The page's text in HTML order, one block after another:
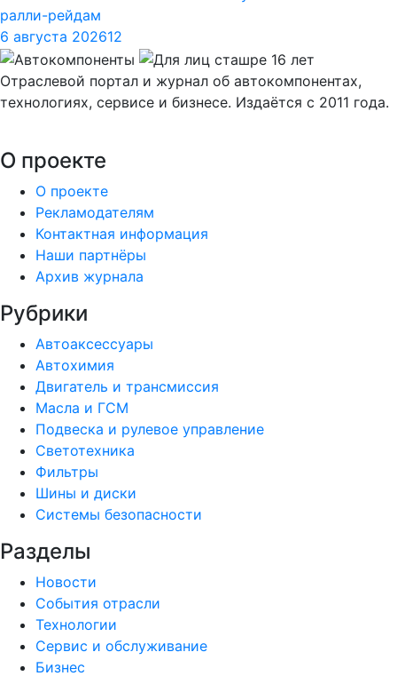
ралли-рейдам
6 августа 202612
Отраслевой портал и журнал об автокомпонентах,
технологиях, сервисе и бизнесе. Издаётся с 2011 года.
О проекте
О проекте
Рекламодателям
Контактная информация
Наши партнёры
Архив журнала
Рубрики
Автоаксессуары
Автохимия
Двигатель и трансмиссия
Масла и ГСМ
Подвеска и рулевое управление
Светотехника
Фильтры
Шины и диски
Системы безопасности
Разделы
Новости
События отрасли
Технологии
Сервис и обслуживание
Бизнес